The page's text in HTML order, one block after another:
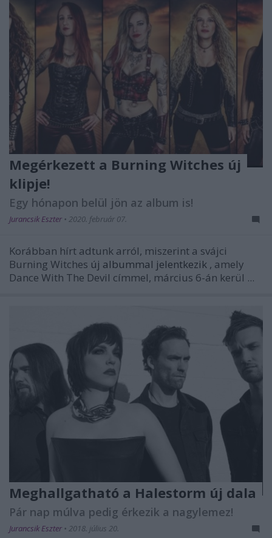
Megérkezett a Burning Witches új
klipje!
Egy hónapon belül jön az album is!
Jurancsik Eszter • 2020. február 07.
Korábban hírt adtunk arról, miszerint a svájci
Burning Witches új albummal jelentkezik , amely
Dance With The Devil címmel, március 6-án kerül ...
Meghallgatható a Halestorm új dala
Pár nap múlva pedig érkezik a nagylemez!
Jurancsik Eszter • 2018. július 20.